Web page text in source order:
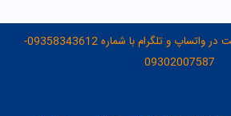
مشاوره رایگان بصورت چت در واتساپ و تلگرام با شماره 09358343612-
09302007587